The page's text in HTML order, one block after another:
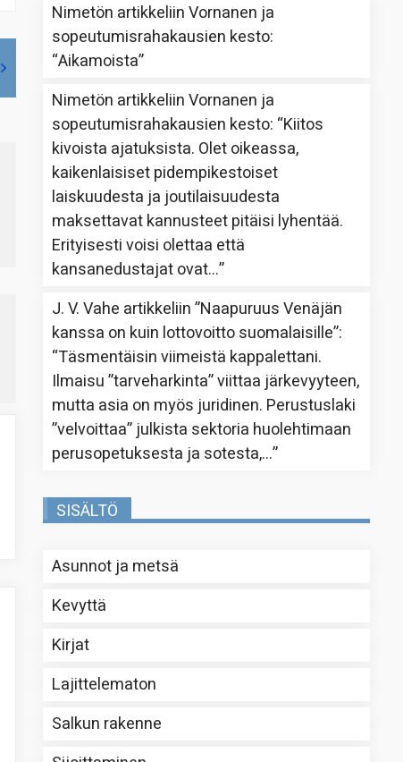
Nimetön artikkeliinVornanen ja
sopeutumisrahakausien kesto:
“Aikamoista”
Nimetön artikkeliinVornanen ja
sopeutumisrahakausien kesto: “Kiitos
kivoista ajatuksista. Olet oikeassa,
kaikenlaisiset pidempikestoiset
laiskuudesta ja joutilaisuudesta
maksettavat kannusteet pitäisi lyhentää.
Erityisesti voisi olettaa että
kansanedustajat ovat…”
J. V. Vahe artikkeliin”Naapuruus Venäjän
kanssa on kuin lottovoitto suomalaisille”:
“Täsmentäisin viimeistä kappalettani.
Ilmaisu ”tarveharkinta” viittaa järkevyyteen,
mutta asia on myös juridinen. Perustuslaki
”velvoittaa” julkista sektoria huolehtimaan
perusopetuksesta ja sotesta,…”
SISÄLTÖ
Asunnot ja metsä
Kevyttä
Kirjat
Lajittelematon
Salkun rakenne